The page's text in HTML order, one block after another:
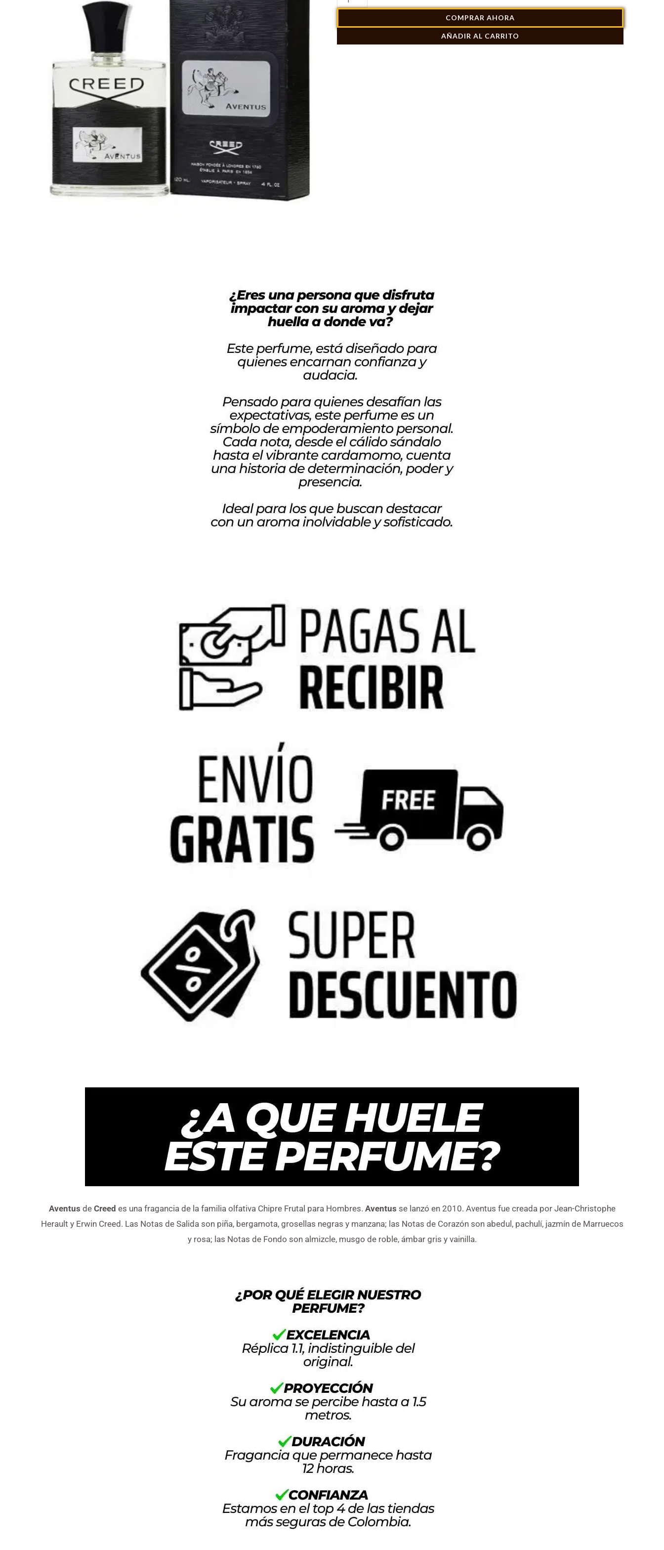
Aventus
100ml
COMPRAR AHORA
AÑADIR AL CARRITO
Aventus de Creed es una fragancia de la familia olfativa Chipre Frutal para Hombres. Aventus se lanzó en 2010. Aventus fue creada por Jean-Christophe
Herault y Erwin Creed. Las Notas de Salida son piña, bergamota, grosellas negras y manzana; las Notas de Corazón son abedul, pachulí, jazmín de Marruecos
y rosa; las Notas de Fondo son almizcle, musgo de roble, ámbar gris y vainilla.